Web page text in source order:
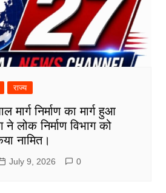
राज्य
मार्ग निर्माण का मार्ग हुआ
लोक निर्माण विभाग को
नामित।
July 9, 2026 0